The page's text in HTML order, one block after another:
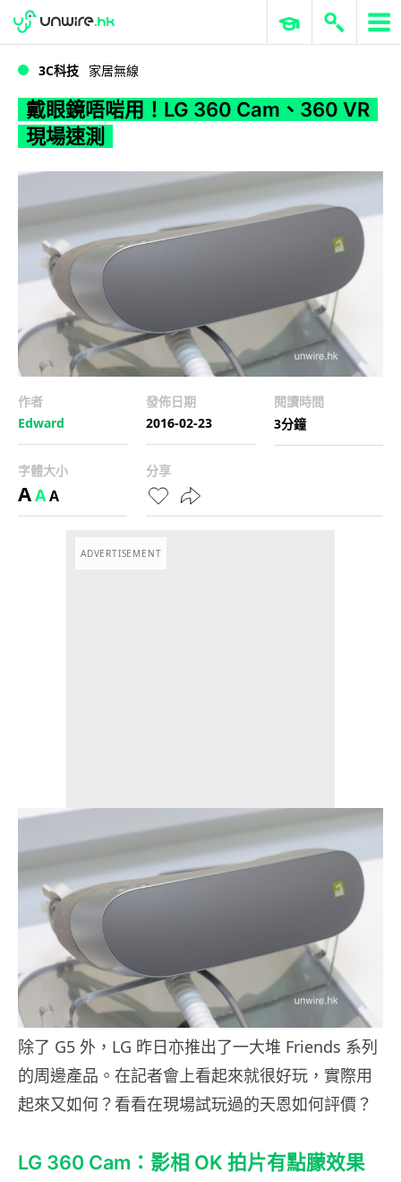
WWDC 2026 ERP 與商業 AI
3C科技 家居無線
戴眼鏡唔啱用！LG 360 Cam、360 VR
現場速測
作者
Edward
發佈日期
2016-02-23
閱讀時間
3分鐘
字體大小
AAA
分享
ADVERTISEMENT
除了 G5 外，LG 昨日亦推出了一大堆 Friends 系列
的周邊產品。在記者會上看起來就很好玩，實際用
起來又如何？看看在現場試玩過的天恩如何評價？
LG 360 Cam：影相 OK 拍片有點朦效果